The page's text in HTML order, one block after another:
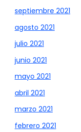
septiembre 2021
agosto 2021
julio 2021
junio 2021
mayo 2021
abril 2021
marzo 2021
febrero 2021